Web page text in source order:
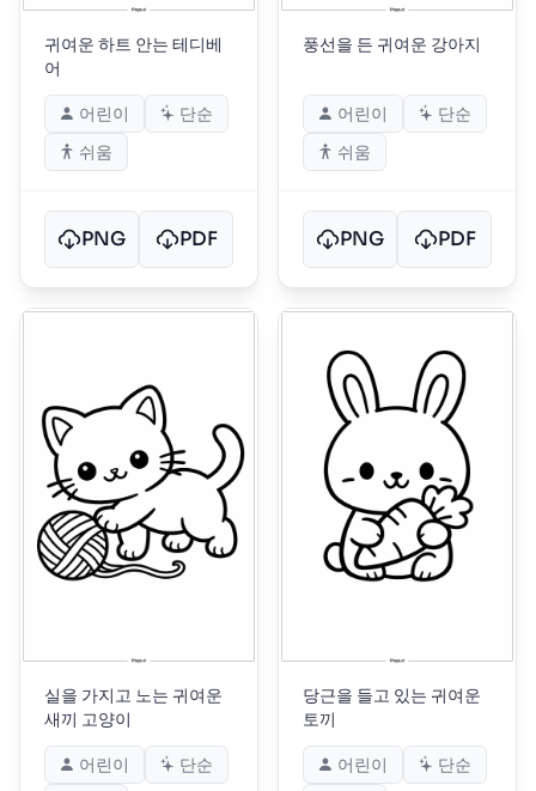
귀여운 하트 안는 테디베
어
어린이
단순
쉬움
PNG PDF
풍선을 든 귀여운 강아지
어린이
단순
쉬움
PNG PDF
실을 가지고 노는 귀여운
새끼 고양이
어린이
단순
당근을 들고 있는 귀여운
토끼
어린이
단순